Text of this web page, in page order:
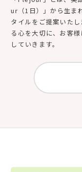
ur（1日）」から生ま
タイルをご提案いた
る心を大切に、お客
していきます。